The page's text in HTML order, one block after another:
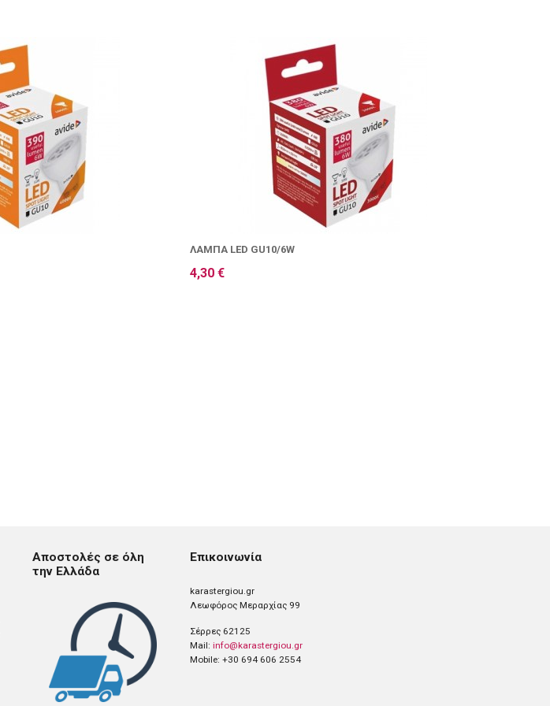
ΛΆΜΠΑ LED GU10/6W
4,30 €
Αποστολές σε όλη
την Ελλάδα
Επικοινωνία
karastergiou.gr
Λεωφόρος Μεραρχίας 99
Σέρρες 62125
Mail: info@karastergiou.gr
Mobile: +30 694 606 2554